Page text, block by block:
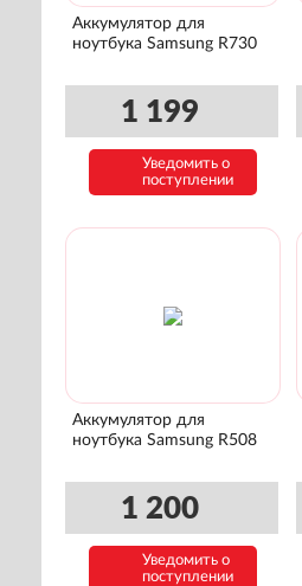
Аккумулятор для
ноутбука Samsung R730
1 199
Уведомить о
поступлении
Аккумулятор для
ноутбука Samsung R508
1 200
Уведомить о
поступлении